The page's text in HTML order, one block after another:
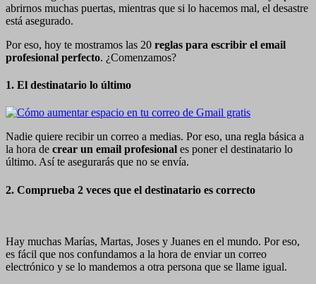
abrirnos muchas puertas, mientras que si lo hacemos mal, el desastre
está asegurado.
Por eso, hoy te mostramos las 20 reglas para escribir el email
profesional perfecto. ¿Comenzamos?
1. El destinatario lo último
Nadie quiere recibir un correo a medias. Por eso, una regla básica a
la hora de crear un email profesional es poner el destinatario lo
último. Así te asegurarás que no se envía.
2. Comprueba 2 veces que el destinatario es correcto
Hay muchas Marías, Martas, Joses y Juanes en el mundo. Por eso,
es fácil que nos confundamos a la hora de enviar un correo
electrónico y se lo mandemos a otra persona que se llame igual.